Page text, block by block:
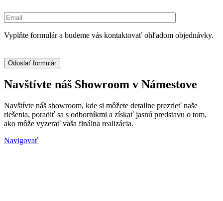
Vyplňte formulár a budeme vás kontaktovať ohľadom objednávky.
Navštívte náš Showroom v Námestove
Navštívte náš showroom, kde si môžete detailne prezrieť naše
riešenia, poradiť sa s odborníkmi a získať jasnú predstavu o tom,
ako môže vyzerať vaša finálna realizácia.
Navigovať